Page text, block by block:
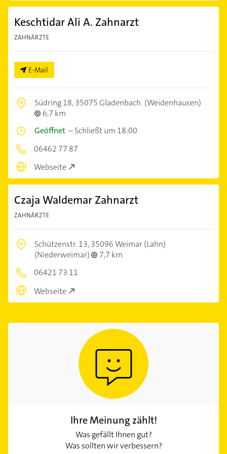
Keschtidar Ali A. Zahnarzt
ZAHNÄRZTE
E-Mail
Südring 18,35075 Gladenbach (Weidenhausen)
6,7 km
Geöffnet –Schließt um 18:00
06462 77 87
Webseite
Czaja Waldemar Zahnarzt
ZAHNÄRZTE
Schützenstr. 13,35096 Weimar (Lahn)
(Niederweimar)
7,7 km
06421 73 11
Webseite
Ihre Meinung zählt!
Was gefällt Ihnen gut?
Was sollten wir verbessern?